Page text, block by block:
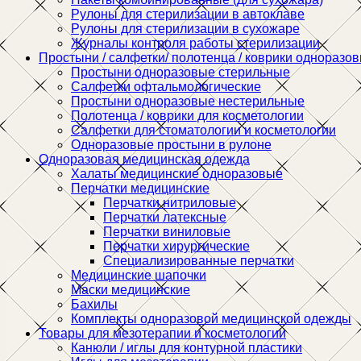
Рулоны для стерилизации в автоклаве
Рулоны для стерилизации в сухожаре
Журналы контроля работы стерилизации
Простыни / салфетки/ полотенца / коврики
Простыни одноразовые стерильные
Салфетки офтальмологические
Простыни одноразовые нестерильные
Полотенца / коврики для косметологии
Салфетки для стоматологии и косметологии
Одноразовые простыни в рулоне
Одноразовая медицинская одежда
Халаты медицинские одноразовые
Перчатки медицинские
Перчатки нитриловые
Перчатки латексные
Перчатки виниловые
Перчатки хирургические
Специализированные перчатки
Медицинские шапочки
Маски медицинские
Бахилы
Комплекты одноразовой медицинской одежды
Товары для мезотерапии и косметологии
Канюли / иглы для контурной пластики